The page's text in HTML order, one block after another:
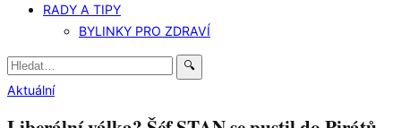
RADY A TIPY
BYLINKY PRO ZDRAVÍ
Hledat: 🔍
Aktuální